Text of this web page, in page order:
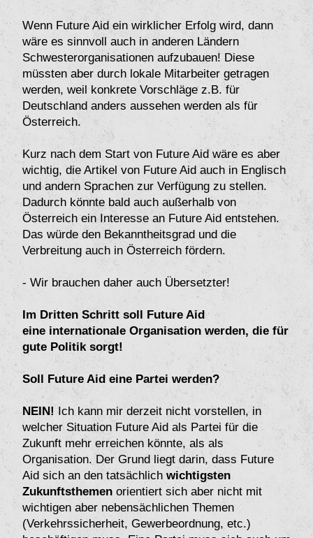
Wenn Future Aid ein wirklicher Erfolg wird, dann
wäre es sinnvoll auch in anderen Ländern
Schwesterorganisationen aufzubauen! Diese
müssten aber durch lokale Mitarbeiter getragen
werden, weil konkrete Vorschläge z.B. für
Deutschland anders aussehen werden als für
Österreich.
Kurz nach dem Start von Future Aid wäre es aber
wichtig, die Artikel von Future Aid auch in Englisch
und andern Sprachen zur Verfügung zu stellen.
Dadurch könnte bald auch außerhalb von
Österreich ein Interesse an Future Aid entstehen.
Das würde den Bekanntheitsgrad und die
Verbreitung auch in Österreich fördern.
- Wir brauchen daher auch Übersetzter!
Im Dritten Schritt soll Future Aid
eine internationale Organisation werden, die für
gute Politik sorgt!
Soll Future Aid eine Partei werden?
NEIN! Ich kann mir derzeit nicht vorstellen, in
welcher Situation Future Aid als Partei für die
Zukunft mehr erreichen könnte, als als
Organisation. Der Grund liegt darin, dass Future
Aid sich an den tatsächlich wichtigsten
Zukunftsthemenorientiert sich aber nicht mit
wichtigen aber nebensächlichen Themen
(Verkehrssicherheit, Gewerbeordnung, etc.)